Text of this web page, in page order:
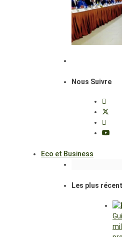
Nous Suivre
Eco et Business
Les plus